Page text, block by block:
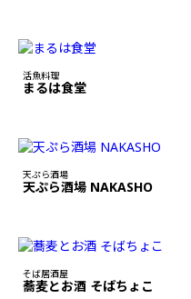
活魚料理
まるは食堂
天ぷら酒場
天ぷら酒場 NAKASHO
そば居酒屋
蕎麦とお酒 そばちょこ